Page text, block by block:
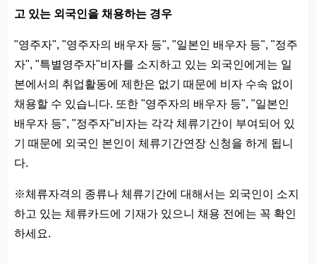
고 있는 외국인을 채용하는 경우
"영주자", "영주자의 배우자 등", "일본인 배우자 등", "정주
자", "특별영주자"비자를 소지하고 있는 외국인에게는 일
본에서의 취업활동에 제한은 없기 때문에 비자 수속 없이
채용할 수 있습니다. 또한 "영주자의 배우자 등", "일본인
배우자 등", "정주자"비자는 각각 체류기간이 부여되어 있
기 때문에 외국인 본인이 체류기간연장 신청을 하게 됩니
다.
※체류자격의 종류나 체류기간에 대해서는 외국인이 소지
하고 있는 체류카드에 기재가 있으니 채용 전에는 꼭 확인
하세요.